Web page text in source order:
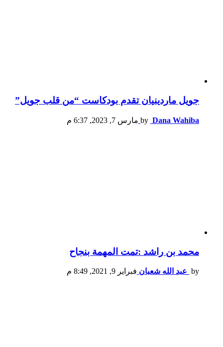
جويل ماردينيان تقدم بودكاست “من قلب جويل”
by Dana Wahiba مارس 7, 2023, 6:37 م
محمد بن راشد :تمت المهمة بنجاح
by عبد الله شعبان فبراير 9, 2021, 8:49 م